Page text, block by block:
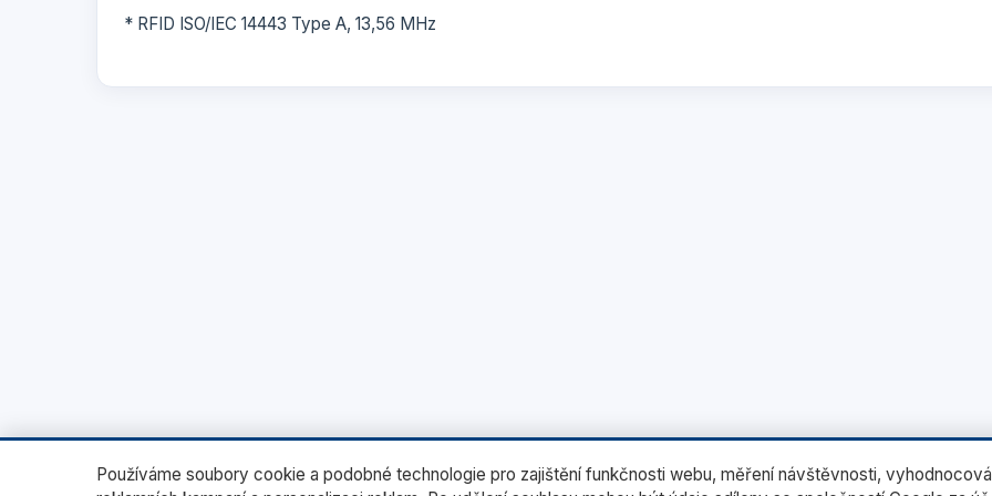
* RFID ISO/IEC 14443 Type A, 13,56 MHz
Používáme soubory cookie a podobné technologie pro zajištění funkčnosti webu, měření návštěvnosti,